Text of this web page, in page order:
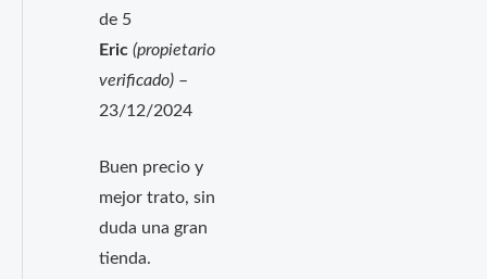
de 5
Eric (propietario
verificado) –
23/12/2024
Buen precio y
mejor trato, sin
duda una gran
tienda.